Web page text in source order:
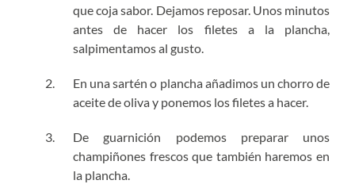
que coja sabor. Dejamos reposar. Unos minutos
antes de hacer los filetes a la plancha,
salpimentamos al gusto.
En una sartén o plancha añadimos un chorro de
aceite de oliva y ponemos los filetes a hacer.
De guarnición podemos preparar unos
champiñones frescos que también haremos en
la plancha.